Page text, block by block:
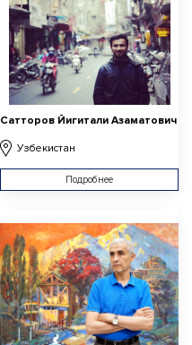
Сатторов Йигитали Азаматович
Узбекистан
Подробнее